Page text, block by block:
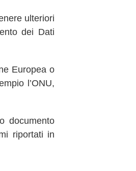
ulteriori
dei Dati
Europea o
l’ONU,
documento
riportati in